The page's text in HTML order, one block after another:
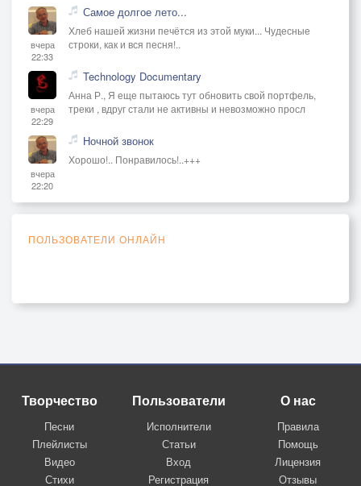
вчера
22:33
Самое долгое лето...
Хлеб нашей жизни печётся из этой муки... Чудесные
строки, как и вся песня!..
вчера
22:29
Technology Documentary
Анна Р., Я еще пытаюсь тут обновить свой портфель,
треки , вдруг стали не активны и невозможно просл
вчера
22:20
Ночной звонок
Хорошо!.. Понравилось!..+++
ПОЛЬЗОВАТЕЛИ ОНЛАЙН
Творчество
Песни
Плейлисты
Видео
Стихи
Пользователи
Исполнители
Статьи
Вход
Регистрация
О нас
Правила
Помощь
Лицензия
Отзывы